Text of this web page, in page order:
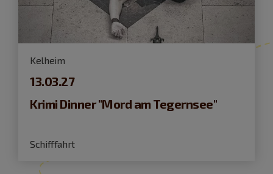
Kelheim
13.03.27
Krimi Dinner "Mord am Tegernsee"
Schifffahrt